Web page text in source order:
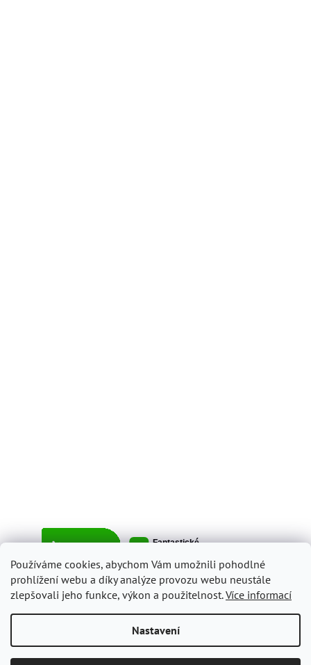
Používáme cookies, abychom Vám umožnili pohodlné
prohlížení webu a díky analýze provozu webu neustále
zlepšovali jeho funkce, výkon a použitelnost.Více informací
Nastavení
Copyright 2026ItalyShop.cz. Všechna práva vyhrazena.Upravit